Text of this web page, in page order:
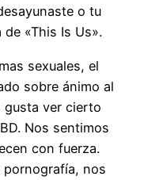
o tu
«This Is Us».
sexuales, el
sobre ánimo al
gusta ver cierto
Nos sentimos
con fuerza.
nos